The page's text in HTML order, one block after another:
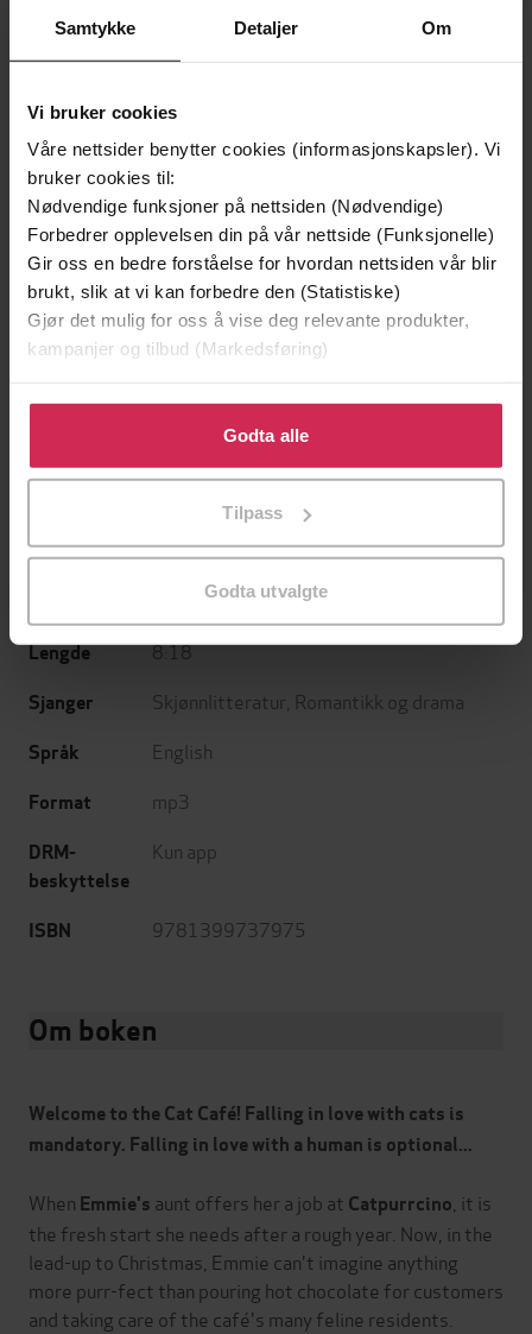
Samtykke Detaljer Om
Vi bruker cookies
Våre nettsider benytter cookies (informasjonskapsler). Vi
bruker cookies til:
Nødvendige funksjoner på nettsiden (Nødvendige)
Forbedrer opplevelsen din på vår nettside (Funksjonelle)
Gir oss en bedre forståelse for hvordan nettsiden vår blir
brukt, slik at vi kan forbedre den (Statistiske)
Gjør det mulig for oss å vise deg relevante produkter,
kampanjer og tilbud (Markedsføring)
Klikk på «Godta alle» for å gi oss ditt samtykke til å
bruke cookies for alle disse formålene. Du kan også
tilpasse ditt samtykke til spesifikke formål ved å klikke
Godta alle
Tilpass
Godta utvalgte
129,-
Minnesota
Jo Nesbø
EBOK
Utskudd
Jørn Lier Horst
EBOK
Undertittel
A purr-fectly cosy romance to warm your
Forfattere Rachel Rowlands(forfatter),Lucy
Brownhill(innleser)
Forlag Hodder & Stoughton
12.09.2024
Lengde 8:18
Sjanger Skjønnlitteratur Romantikk og drama
Språk English
Format mp3
DRM-
beskyttelse
Kun app
ISBN 9781399737975
Om boken
Welcome to the Cat Café! Falling in love with cats is
mandatory. Falling in love with a human is optional...
When Emmie's aunt offers her a job at Catpurrcino , it is
the fresh start she needs after a rough year. Now, in the
lead-up to Christmas, Emmie can't imagine anything
more purr-fect than pouring hot chocolate for customers
and taking care of the café's many feline residents.